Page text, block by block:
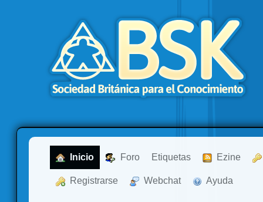
Inicio Foro Etiquetas Ezine
Registrarse Webchat Ayuda